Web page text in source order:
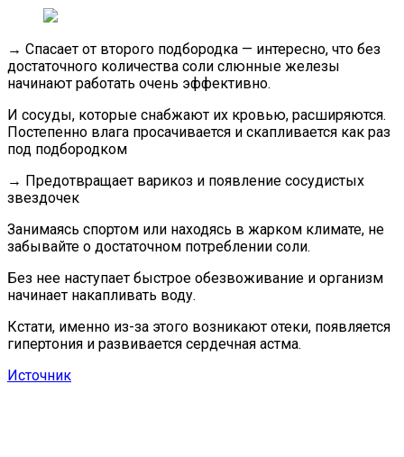
→ Спасает от второго подбородка — интересно, что без
достаточного количества соли слюнные железы
начинают работать очень эффективно.
И сосуды, которые снабжают их кровью, расширяются.
Постепенно влага просачивается и скапливается как раз
под подбородком
→ Предотвращает варикоз и появление сосудистых
звездочек
Занимаясь спортом или находясь в жарком климате, не
забывайте о достаточном потреблении соли.
Без нее наступает быстрое обезвоживание и организм
начинает накапливать воду.
Кстати, именно из-за этого возникают отеки, появляется
гипертония и развивается сердечная астма.
Источник